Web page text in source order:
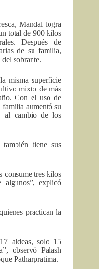
Mandal logra
total de 900 kilos
Después de
de su familia,
sobrante.
misma superficie
mixto de más
Con el uso de
familia aumentó su
al cambio de los
tiene sus
consume tres kilos
algunos”, explicó
practican la
aldeas, solo 15
observó Palash
Patharpratima.